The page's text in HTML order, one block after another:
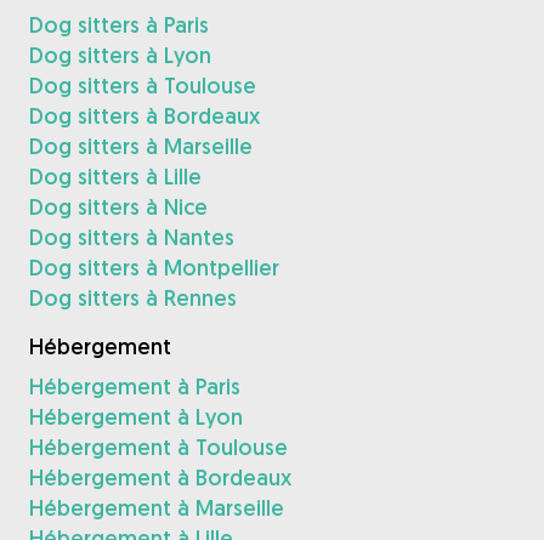
Dog sitters à Paris
Dog sitters à Lyon
Dog sitters à Toulouse
Dog sitters à Bordeaux
Dog sitters à Marseille
Dog sitters à Lille
Dog sitters à Nice
Dog sitters à Nantes
Dog sitters à Montpellier
Dog sitters à Rennes
Hébergement
Hébergement à Paris
Hébergement à Lyon
Hébergement à Toulouse
Hébergement à Bordeaux
Hébergement à Marseille